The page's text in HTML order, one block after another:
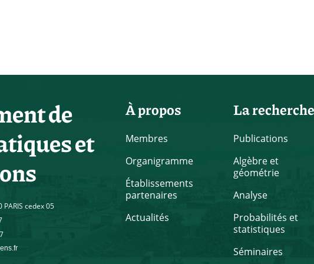
de
et
cedex 05
À propos
Membres
Organigramme
Établissements
partenaires
Actualités
La recherche
Publications
Algèbre et
géométrie
Analyse
Probabilités et
statistiques
Séminaires